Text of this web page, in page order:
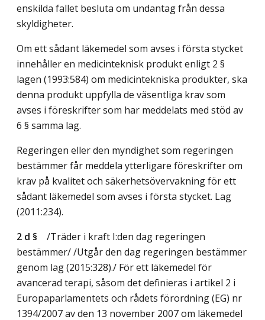
enskilda fallet besluta om undantag från dessa
skyldigheter.
Om ett sådant läkemedel som avses i första stycket
innehåller en medicinteknisk produkt enligt 2 §
lagen (1993:584) om medicintekniska produkter, ska
denna produkt uppfylla de väsentliga krav som
avses i föreskrifter som har meddelats med stöd av
6 § samma lag.
Regeringen eller den myndighet som regeringen
bestämmer får meddela ytterligare föreskrifter om
krav på kvalitet och säkerhetsövervakning för ett
sådant läkemedel som avses i första stycket. Lag
(2011:234).
2 d §
/Träder i kraft I:den dag regeringen
bestämmer//Utgår den dag regeringen bestämmer
genom lag (2015:328)./ För ett läkemedel för
avancerad terapi, såsom det definieras i artikel 2 i
Europaparlamentets och rådets förordning (EG) nr
1394/2007 av den 13 november 2007 om läkemedel